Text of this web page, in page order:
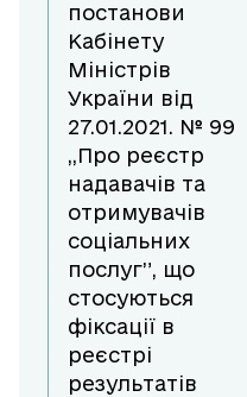
постанови
Кабінету
Міністрів
України від
27.01.2021. № 99
,,Про реєстр
надавачів та
отримувачів
соціальних
послуг”, що
стосуються
фіксації в
реєстрі
результатів